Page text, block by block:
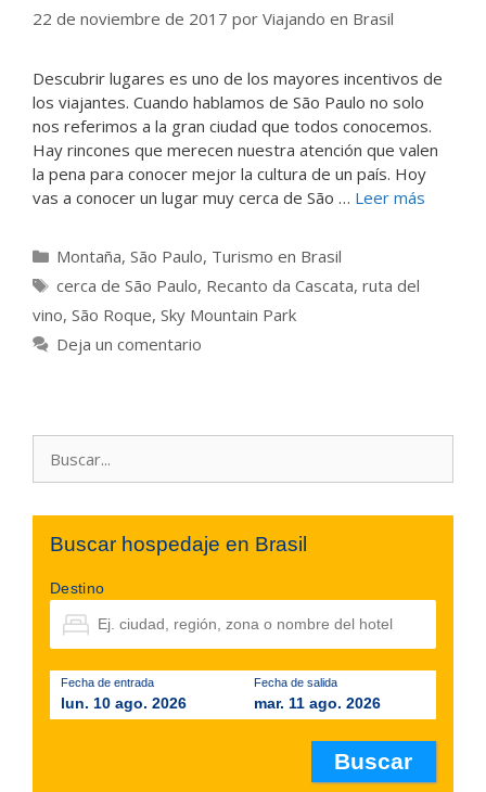
22 de noviembre de 2017 por Viajando en Brasil
Descubrir lugares es uno de los mayores incentivos de
los viajantes. Cuando hablamos de São Paulo no solo
nos referimos a la gran ciudad que todos conocemos.
Hay rincones que merecen nuestra atención que valen
la pena para conocer mejor la cultura de un país. Hoy
vas a conocer un lugar muy cerca de São … Leer más
Categorías
Montaña, São Paulo, Turismo en Brasil
Etiquetas
cerca de São Paulo, Recanto da Cascata, ruta del
vino, São Roque, Sky Mountain Park
Deja un comentario
Buscar hospedaje en Brasil
Destino
Fecha de entrada
lun. 10 ago. 2026
Fecha de salida
mar. 11 ago. 2026